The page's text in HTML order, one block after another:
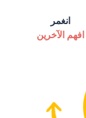
انغمر
افهم الآخرين